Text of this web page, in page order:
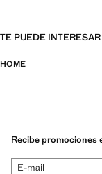
TE PUEDE INTERESAR
HOME
Recibe promociones
E-mail